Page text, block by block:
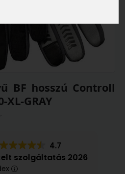
BF hosszú Controll
XL-GRAY
4.7
szolgáltatás 2026